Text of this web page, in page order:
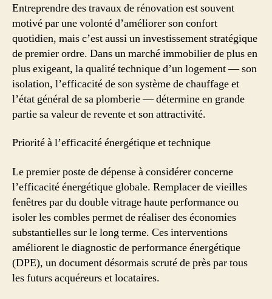
Entreprendre des travaux de rénovation est souvent
motivé par une volonté d’améliorer son confort
quotidien, mais c’est aussi un investissement stratégique
de premier ordre. Dans un marché immobilier de plus en
plus exigeant, la qualité technique d’un logement — son
isolation, l’efficacité de son système de chauffage et
l’état général de sa plomberie — détermine en grande
partie sa valeur de revente et son attractivité.
Priorité à l’efficacité énergétique et technique
Le premier poste de dépense à considérer concerne
l’efficacité énergétique globale. Remplacer de vieilles
fenêtres par du double vitrage haute performance ou
isoler les combles permet de réaliser des économies
substantielles sur le long terme. Ces interventions
améliorent le diagnostic de performance énergétique
(DPE), un document désormais scruté de près par tous
les futurs acquéreurs et locataires.